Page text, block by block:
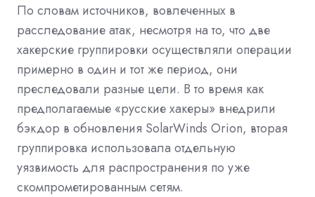
По словам источников, вовлеченных в
расследование атак, несмотря на то, что две
хакерские группировки осуществляли операции
примерно в один и тот же период, они
преследовали разные цели. В то время как
предполагаемые «русские хакеры» внедрили
бэкдор в обновления SolarWinds Orion, вторая
группировка использовала отдельную
уязвимость для распространения по уже
скомпрометированным сетям.